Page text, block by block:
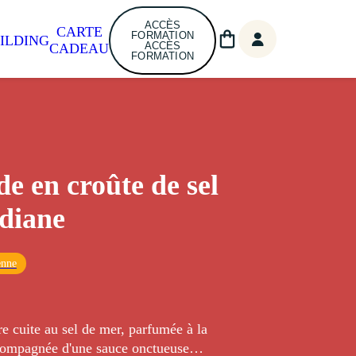
CARTE
CADEAU
ACCÈS
FORMATION
ACCÈS
FORMATION
en croûte de sel
cuite au sel de mer, parfumée à la
d'une sauce onctueuse